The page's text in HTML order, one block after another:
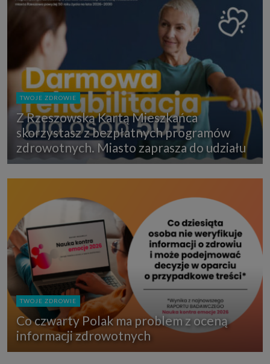
TWOJE ZDROWIE
Z Rzeszowską Kartą Mieszkańca
skorzystasz z bezpłatnych programów
zdrowotnych. Miasto zaprasza do udziału
TWOJE ZDROWIE
Co czwarty Polak ma problem z oceną
informacji zdrowotnych